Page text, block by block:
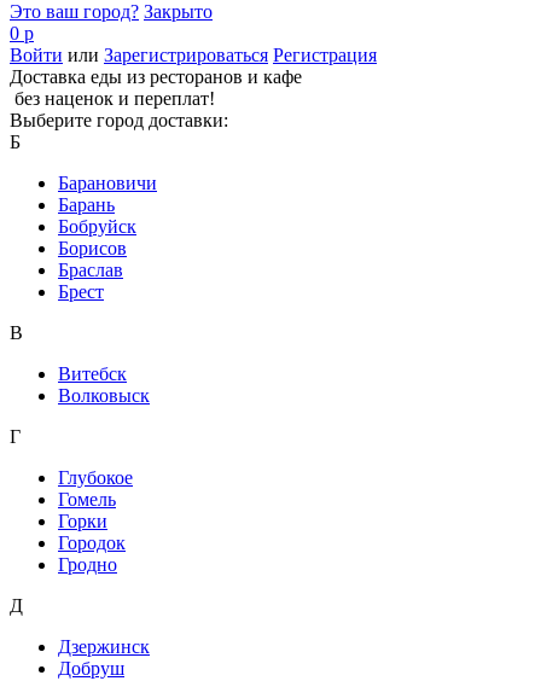
Это ваш город? Закрыто
0 р
Войти или Зарегистрироваться Регистрация
Доставка еды из ресторанов и кафе
без наценок и переплат!
Выберите город доставки:
Б
Барановичи
Барань
Бобруйск
Борисов
Браслав
Брест
В
Витебск
Волковыск
Г
Глубокое
Гомель
Горки
Городок
Гродно
Д
Дзержинск
Добруш